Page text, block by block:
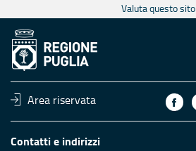
Valuta questo sito
Area riservata
Contatti e indirizzi